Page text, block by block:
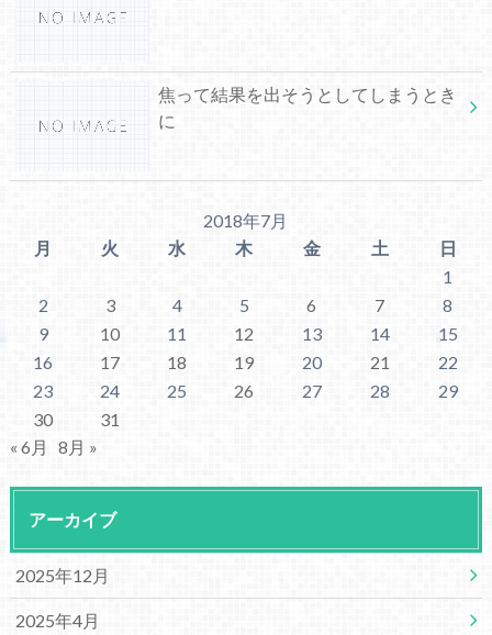
焦って結果を出そうとしてしまうとき
に
2018年7月
月
火 水 木 金 土
日
1
2
3 4 5 6 7
8
9
10 11 12 13 14
15
16
17 18 19 20 21
22
23
24 25 26 27 28
29
30
31
« 6月
8月 »
アーカイブ
2025年12月
2025年4月